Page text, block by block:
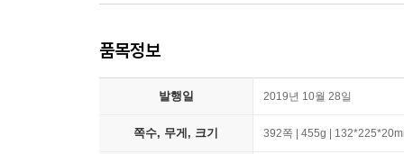
품목정보
발행일 2019년 10월 28일
쪽수, 무게, 크기 392쪽 | 455g |